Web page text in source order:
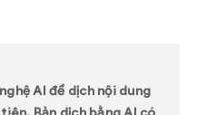
AI để dịch nội dung